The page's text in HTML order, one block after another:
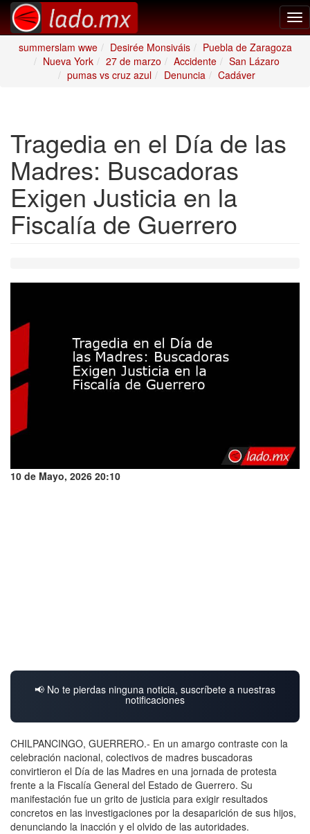
summerslam wwe
Desirée Monsiváis
Puebla de Zaragoza
Nueva York
27 de marzo Accidente
San Lázaro
pumas vs cruz azul
Denuncia Cadáver
Tragedia en el Día de las
Madres: Buscadoras
Exigen Justicia en la
Fiscalía de Guerrero
10 de Mayo, 2026 20:10
📢 No te pierdas ninguna noticia, suscríbete a nuestras
notificaciones
CHILPANCINGO, GUERRERO.- En un amargo contraste con la
celebración nacional, colectivos de madres buscadoras
convirtieron el Día de las Madres en una jornada de protesta
frente a la Fiscalía General del Estado de Guerrero. Su
manifestación fue un grito de justicia para exigir resultados
concretos en las investigaciones por la desaparición de sus hijos,
denunciando la inacción y el olvido de las autoridades.